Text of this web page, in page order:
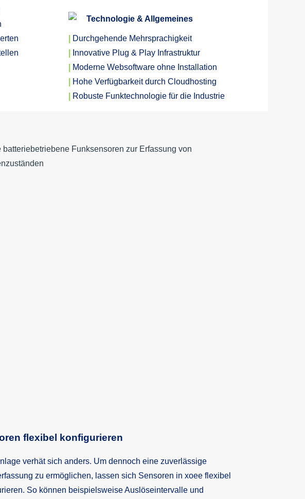
Technologie & Allgemeines
Durchgehende Mehrsprachigkeit
Innovative Plug & Play Infrastruktur
Moderne Websoftware ohne Installation
Hohe Verfügbarkeit durch Cloudhosting
Robuste Funktechnologie für die Industrie
flexibel konfigurieren
verhät sich anders. Um dennoch eine zuverlässige
zu ermöglichen, lassen sich Sensoren in xoee flexibel
So können beispielsweise Auslöseintervalle und